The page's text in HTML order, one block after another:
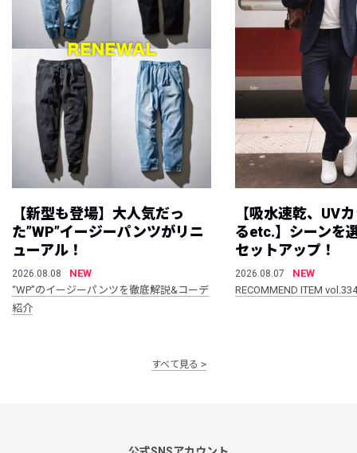
【新型も登場】大人気だっ
た”WP”イージーパンツがリニ
ューアル！
2026.08.08
NEW
“WP”のイージーパンツを徹底解説&コーデ
紹介
【吸水速乾、UV
るetc.】シーンを
セットアップ！
2026.08.07
NEW
RECOMMEND ITEM vol.334
すべて見る